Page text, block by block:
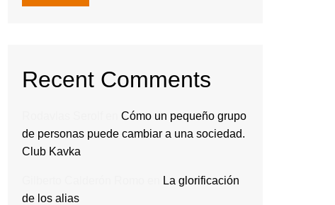
Recent Comments
Cómo un pequeño grupo
de personas puede cambiar a una sociedad.
Club Kavka
La glorificación
de los alias